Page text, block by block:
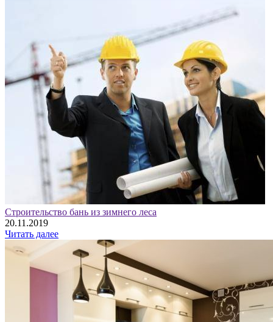
Строительство бань из зимнего леса
20.11.2019
Читать далее